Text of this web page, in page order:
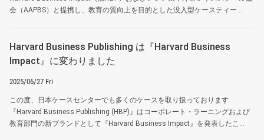
会（AAPBS）と提携し、教育の質向上を目的とした没入型ケースティー...
Harvard Business Publishing は『Harvard Business
Impact』に変わりました
2025/06/27 Fri
この度、日本ケースセンターでも多くのケースを取り扱っております
『Harvard Business Publishing (HBP)』はコーポレート・ラーニングおよび
教育部門の新ブランドとして『Harvard Business Impact』を発表したこ...